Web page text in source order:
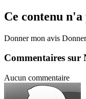
Ce contenu
Donner mon avis
Commentaires sur
Aucun commentaire